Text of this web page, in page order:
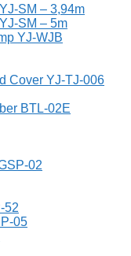
SM – 3,94m
SM – 5m
YJ-WJB
Cover YJ-TJ-006
BTL-02E
02
52
05